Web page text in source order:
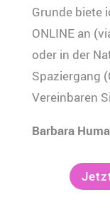
Grunde biete
ONLINE an
oder in der
Spaziergang
Vereinbaren
Barbara